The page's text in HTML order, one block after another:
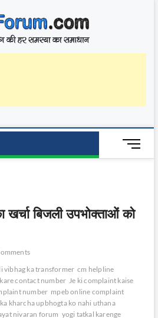
M
e
u
t
खर्चा बिजली उपभोक्ताओं को
vibhag ka transformer cm helpline
contact number Je ki complaint kaise
number mpeb online complaint
kharcha upbhogta ko nahi uthana
nivaran forum yogi tatkal karenge